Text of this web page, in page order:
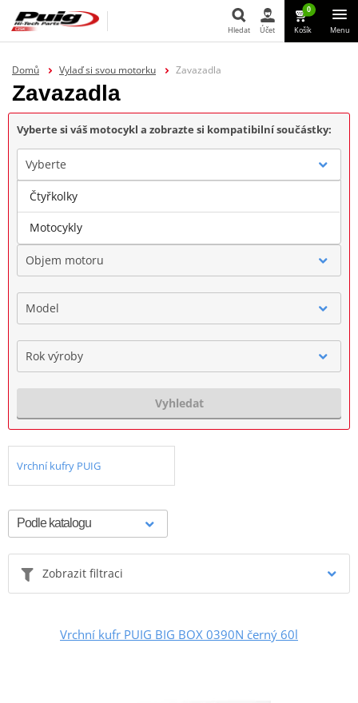
Hledat Účet
0
Košík Menu
Domů Vylaď si svou motorku Zavazadla
Zavazadla
Vyberte si váš motocykl a zobrazte si kompatibilní součástky:
Vyberte
Značka
Objem motoru
Model
Rok výroby
Vyhledat
Vrchní kufry PUIG
Zobrazit filtraci
Vrchní kufr PUIG BIG BOX 0390N černý 60l
Čtyřkolky
Motocykly